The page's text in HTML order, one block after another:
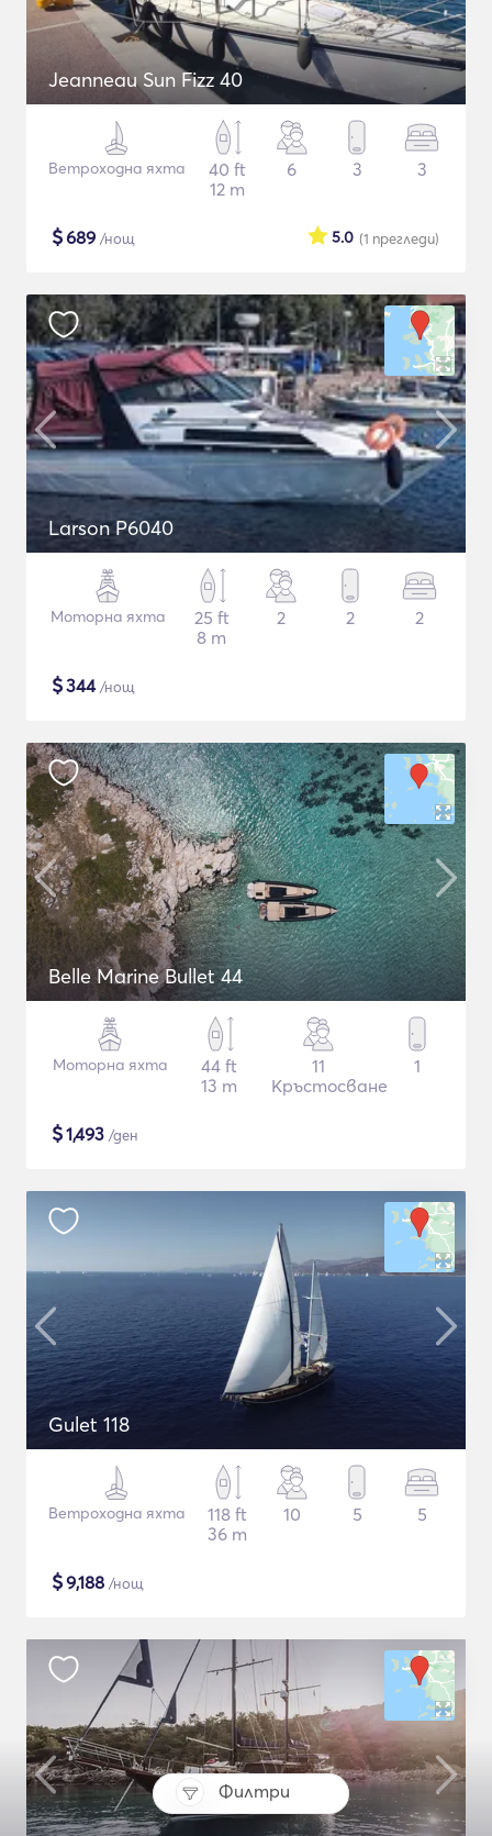
Филтри
Jeanneau Sun Fizz 40
Ветроходна яхта
40 ft
12 m
6 3 3
$689 /нощ (1 прегледи)
5.0
Larson P6040
Моторна яхта
25 ft
8 m
2 2 2
$344/нощ
Belle Marine Bullet 44
Моторна яхта
44 ft
13 m
11
Кръстосване
1
$1,493 /ден
Gulet 118
Ветроходна яхта
118 ft
36 m
10 5 5
$9,188 /нощ